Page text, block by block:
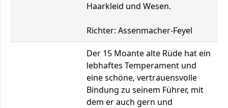
Haarkleid und Wesen.
Richter: Assenmacher-Feyel
Der 15 Moante alte Rüde hat ein
lebhaftes Temperament und
eine schöne, vertrauensvolle
Bindung zu seinem Führer, mit
dem er auch gern und